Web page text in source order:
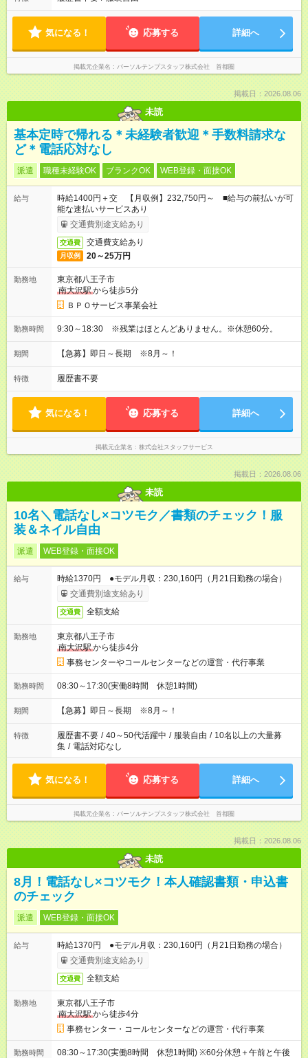
気になる！ 応募する 詳細へ
掲載元企業名 パーソルテンプスタッフ株式会社 首都圏
掲載日：2026.08.06
未読
基本定時で帰れる＊未経験者歓迎＊手数料請求な
ど＊電話応対なし
派遣 職種未経験OK ブランクOK WEB登録・面接OK
給与
時給1400円＋交 【月収例】232,750円～ ■給与の前払いが可
能な速払いサービスあり
交通費別途支給あり
交通費 交通費支給あり
月収例 20～25万円
勤務地
東京都八王子市
南大沢駅から徒歩5分
ＢＰＯサービス事業会社
勤務時間 9:30～18:30 ※残業はほとんどありません。※休憩60分。
期間 【急募】即日～長期 ※8月～！
特徴 履歴書不要
気になる！ 応募する 詳細へ
掲載元企業名 株式会社スタッフサービス
掲載日：2026.08.06
未読
10名＼電話なし×コツモク／書類のチェック！服
装＆ネイル自由
派遣 WEB登録・面接OK
給与
時給1370円 ●モデル月収：230,160円（月21日勤務の場合）
交通費別途支給あり
交通費 全額支給
勤務地
東京都八王子市
南大沢駅から徒歩4分
事務センターやコールセンターなどの運営・代行事業
勤務時間 08:30～17:30(実働8時間 休憩1時間)
期間 【急募】即日～長期 ※8月～！
特徴 履歴書不要 / 40～50代活躍中 / 服装自由 / 10名以上の大量募
集 / 電話対応なし
気になる！ 応募する 詳細へ
掲載元企業名 パーソルテンプスタッフ株式会社 首都圏
掲載日：2026.08.06
未読
8月！電話なし×コツモク！本人確認書類・申込書
のチェック
派遣 WEB登録・面接OK
給与
時給1370円 ●モデル月収：230,160円（月21日勤務の場合）
交通費別途支給あり
交通費 全額支給
勤務地
東京都八王子市
南大沢駅から徒歩4分
事務センター・コールセンターなどの運営・代行事業
勤務時間
08:30～17:30(実働8時間 休憩1時間) ※60分休憩＋午前と午後